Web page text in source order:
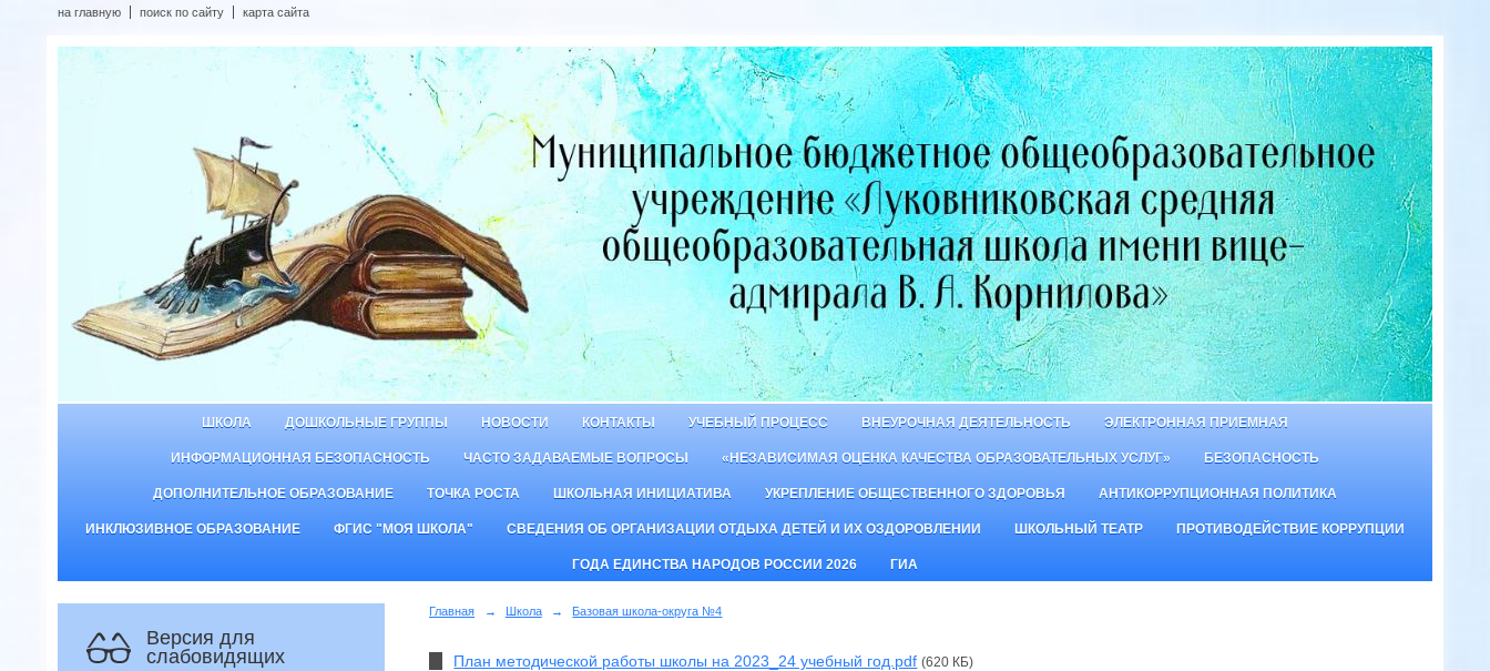
на главную поиск по сайту карта сайта
ШКОЛА ДОШКОЛЬНЫЕ ГРУППЫ НОВОСТИ КОНТАКТЫ УЧЕБНЫЙ ПРОЦЕСС ВНЕУРОЧНАЯ ДЕЯТЕЛЬНОСТЬ ЭЛЕКТРОННАЯ ПРИЕМНАЯ
ИНФОРМАЦИОННАЯ БЕЗОПАСНОСТЬ ЧАСТО ЗАДАВАЕМЫЕ ВОПРОСЫ «НЕЗАВИСИМАЯ ОЦЕНКА КАЧЕСТВА ОБРАЗОВАТЕЛЬНЫХ УСЛУГ» БЕЗОПАСНОСТЬ
ДОПОЛНИТЕЛЬНОЕ ОБРАЗОВАНИЕ ТОЧКА РОСТА ШКОЛЬНАЯ ИНИЦИАТИВА УКРЕПЛЕНИЕ ОБЩЕСТВЕННОГО ЗДОРОВЬЯ АНТИКОРРУПЦИОННАЯ ПОЛИТИКА
ИНКЛЮЗИВНОЕ ОБРАЗОВАНИЕ ФГИС "МОЯ ШКОЛА" СВЕДЕНИЯ ОБ ОРГАНИЗАЦИИ ОТДЫХА ДЕТЕЙ И ИХ ОЗДОРОВЛЕНИИ ШКОЛЬНЫЙ ТЕАТР ПРОТИВОДЕЙСТВИЕ КОРРУПЦИИ
ГОДА ЕДИНСТВА НАРОДОВ РОССИИ 2026 ГИА
Версия для
слабовидящих
Главная → Школа → Базовая школа-округа №4
План методической работы школы на 2023_24 учебный год.pdf (620 КБ)